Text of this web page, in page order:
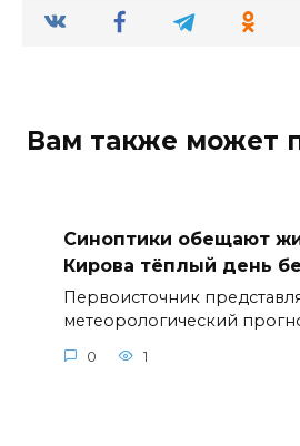
Вам также может
Синоптики обещают
Кирова тёплый день
Первоисточник
метеорологический
0 1